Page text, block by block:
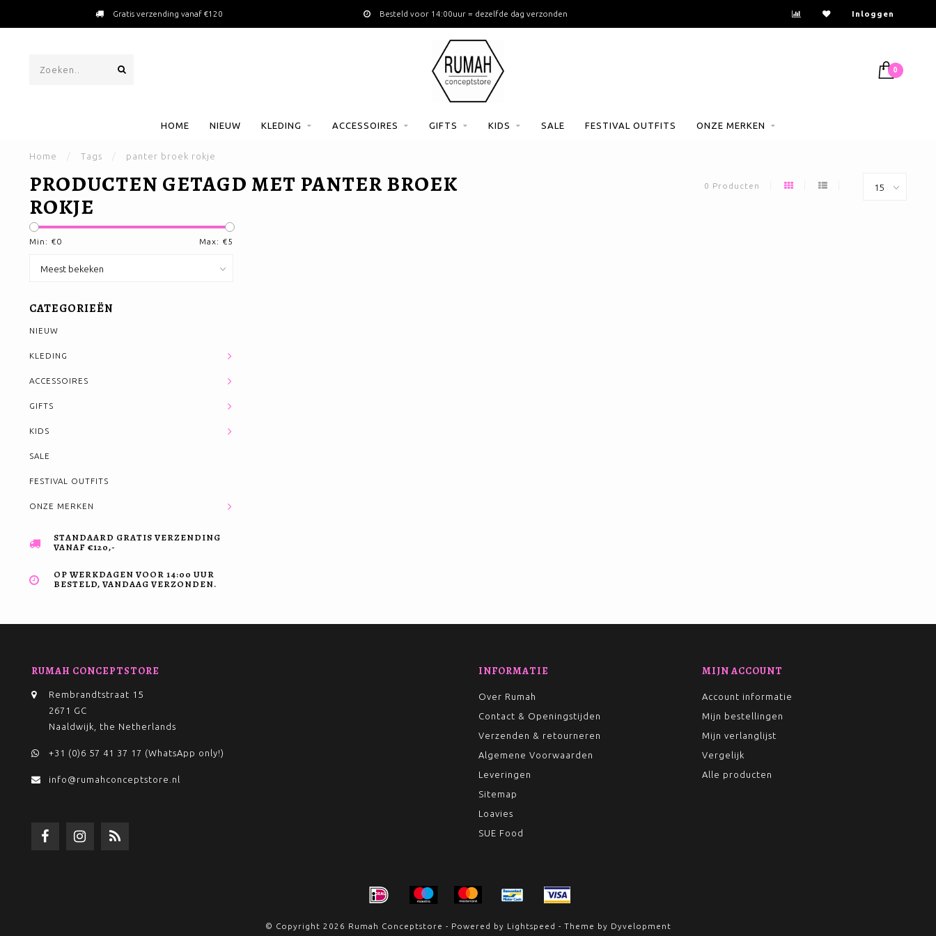
Gratis verzending vanaf €120 Besteld voor 14:00uur = dezelfde dag verzonden Inloggen
0
HOME NIEUW KLEDING ACCESSOIRES GIFTS KIDS SALE FESTIVAL OUTFITS ONZE MERKEN
Home / Tags / panter broek rokje
PRODUCTEN GETAGD MET PANTER BROEK
ROKJE
0 Producten
Min: €0 Max: €5
CATEGORIEËN
NIEUW
KLEDING
ACCESSOIRES
GIFTS
KIDS
SALE
FESTIVAL OUTFITS
ONZE MERKEN
STANDAARD GRATIS VERZENDING
VANAF €120,-
OP WERKDAGEN VOOR 14:00 UUR
BESTELD, VANDAAG VERZONDEN.
RUMAH CONCEPTSTORE
Rembrandtstraat 15
2671 GC
Naaldwijk, the Netherlands
+31 (0)6 57 41 37 17 (WhatsApp only!)
info@rumahconceptstore.nl
INFORMATIE
Over Rumah
Contact & Openingstijden
Verzenden & retourneren
Algemene Voorwaarden
Leveringen
Sitemap
Loavies
SUE Food
MIJN ACCOUNT
Account informatie
Mijn bestellingen
Mijn verlanglijst
Vergelijk
Alle producten
© Copyright 2026 Rumah Conceptstore - Powered by Lightspeed - Theme by Dyvelopment